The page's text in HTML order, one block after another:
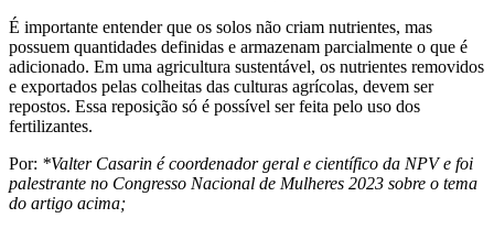
É importante entender que os solos não criam nutrientes, mas
possuem quantidades definidas e armazenam parcialmente o que é
adicionado. Em uma agricultura sustentável, os nutrientes removidos
e exportados pelas colheitas das culturas agrícolas, devem ser
repostos. Essa reposição só é possível ser feita pelo uso dos
fertilizantes.
Por: *Valter Casarin é coordenador geral e científico da NPV e foi
palestrante no Congresso Nacional de Mulheres 2023 sobre o tema
do artigo acima;